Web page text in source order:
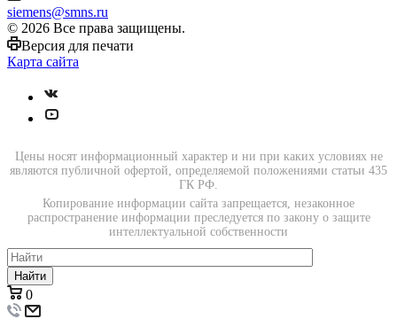
siemens@smns.ru
© 2026 Все права защищены.
Версия для печати
Карта сайта
Цены носят информационный характер и ни при каких условиях не
являются публичной офертой, определяемой положениями статьи 435
ГК РФ.
Копирование информации сайта запрещается, незаконное
распространение информации преследуется по закону о защите
интеллектуальной собственности
Найти
0